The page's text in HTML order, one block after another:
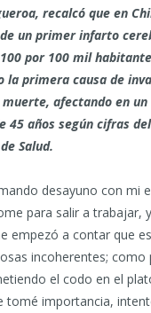
recalcó que en
un primer infarto
por 100 mil
la primera causa de
afectando en un
45 años según cifras del
Salud.
desayuno con mi
para salir a trabajar,
empezó a contar que
incoherentes; como
el codo en el
tomé importancia,